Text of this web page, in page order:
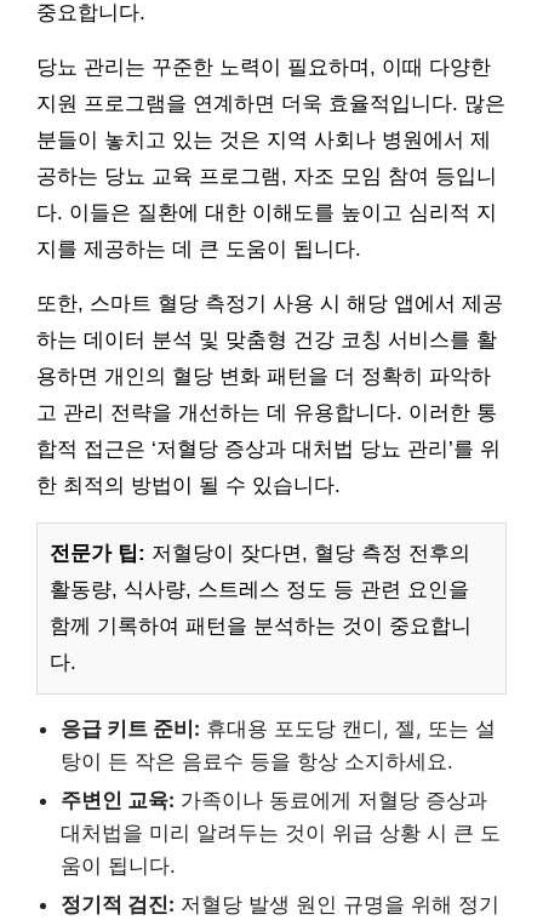
중요합니다.
당뇨 관리는 꾸준한 노력이 필요하며, 이때 다양한
지원 프로그램을 연계하면 더욱 효율적입니다. 많은
분들이 놓치고 있는 것은 지역 사회나 병원에서 제
공하는 당뇨 교육 프로그램, 자조 모임 참여 등입니
다. 이들은 질환에 대한 이해도를 높이고 심리적 지
지를 제공하는 데 큰 도움이 됩니다.
또한, 스마트 혈당 측정기 사용 시 해당 앱에서 제공
하는 데이터 분석 및 맞춤형 건강 코칭 서비스를 활
용하면 개인의 혈당 변화 패턴을 더 정확히 파악하
고 관리 전략을 개선하는 데 유용합니다. 이러한 통
합적 접근은 ‘저혈당 증상과 대처법 당뇨 관리’를 위
한 최적의 방법이 될 수 있습니다.
전문가 팁: 저혈당이 잦다면, 혈당 측정 전후의
활동량, 식사량, 스트레스 정도 등 관련 요인을
함께 기록하여 패턴을 분석하는 것이 중요합니
다.
응급 키트 준비: 휴대용 포도당 캔디, 젤, 또는 설
탕이 든 작은 음료수 등을 항상 소지하세요.
주변인 교육: 가족이나 동료에게 저혈당 증상과
대처법을 미리 알려두는 것이 위급 상황 시 큰 도
움이 됩니다.
정기적 검진: 저혈당 발생 원인 규명을 위해 정기